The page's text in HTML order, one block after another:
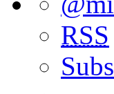
RSS